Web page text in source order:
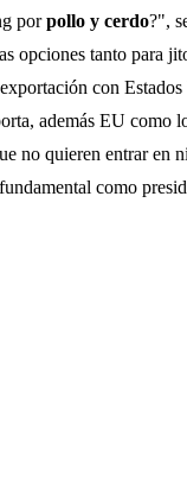
porpollo y cerdo?",
opciones tanto
con
además EU
no quieren entrar
como